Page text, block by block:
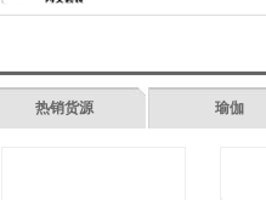
热销货源 瑜伽